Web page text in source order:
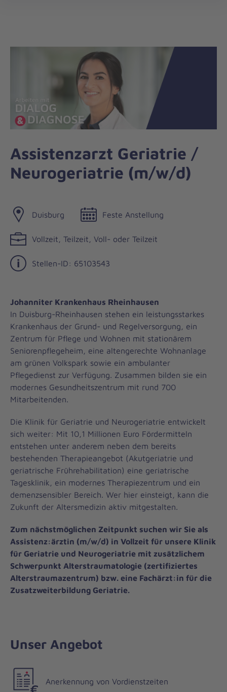
Assistenzarzt Geriatrie /
Neurogeriatrie (m/w/d)
Duisburg Feste Anstellung
Vollzeit, Teilzeit, Voll- oder Teilzeit
Stellen-ID: 65103543
Johanniter Krankenhaus Rheinhausen
In Duisburg-Rheinhausen stehen ein leistungsstarkes
Krankenhaus der Grund- und Regelversorgung, ein
Zentrum für Pflege und Wohnen mit stationärem
Seniorenpflegeheim, eine altengerechte Wohnanlage
am grünen Volkspark sowie ein ambulanter
Pflegedienst zur Verfügung. Zusammen bilden sie ein
modernes Gesundheitszentrum mit rund 700
Mitarbeitenden.
Die Klinik für Geriatrie und Neurogeriatrie entwickelt
sich weiter: Mit 10,1 Millionen Euro Fördermitteln
entstehen unter anderem neben dem bereits
bestehenden Therapieangebot (Akutgeriatrie und
geriatrische Frührehabilitation) eine geriatrische
Tagesklinik, ein modernes Therapiezentrum und ein
demenzsensibler Bereich. Wer hier einsteigt, kann die
Zukunft der Altersmedizin aktiv mitgestalten.
Zum nächstmöglichen Zeitpunkt suchen wir Sie als
Assistenz:ärztin (m/w/d) in Vollzeit für unsere Klinik
für Geriatrie und Neurogeriatrie mit zusätzlichem
Schwerpunkt Alterstraumatologie (zertifiziertes
Alterstraumazentrum) bzw. eine Fachärzt:in für die
Zusatzweiterbildung Geriatrie.
Unser Angebot
Anerkennung von Vordienstzeiten